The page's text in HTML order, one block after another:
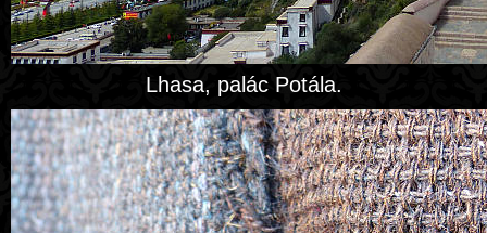
Lhasa, palác Potála.